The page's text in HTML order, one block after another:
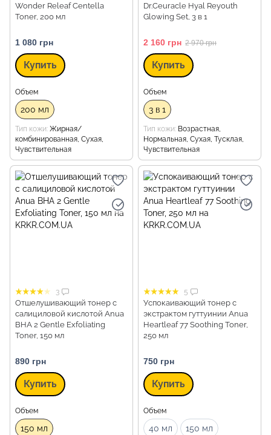
Wonder Releaf Centella
Toner, 200 мл
1 080 грн
Купить
Объем
200 мл
Тип кожи Жирная/
комбинированная, Сухая,
Чувствительная
Dr.Ceuracle Hyal Reyouth
Glowing Set, 3 в 1
2 160 грн 2 970 грн
Купить
Объем
3 в 1
Тип кожи Возрастная,
Нормальная, Сухая, Тусклая,
Чувствительная
3
Отшелушивающий тонер с
салициловой кислотой Anua
BHA 2 Gentle Exfoliating
Toner, 150 мл
890 грн
Купить
Объем
150 мл
5
Успокаивающий тонер с
экстрактом гуттуинии Anua
Heartleaf 77 Soothing Toner,
250 мл
750 грн
Купить
Объем
40 мл 150 мл